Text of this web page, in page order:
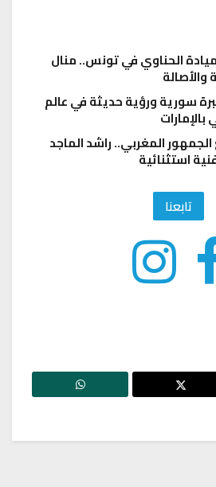
الحناوي في تونس.. منال
سورية ورؤية حديثة في عالم
بالإمارات
المغربي.. راشد الماجد
استثنائية
تابعنا